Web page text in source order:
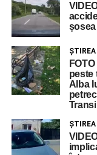
peste
Alba